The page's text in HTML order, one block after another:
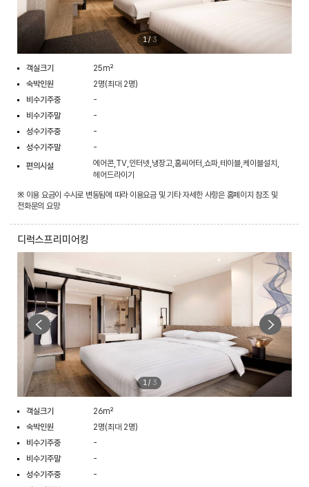
1/3
객실크기
25m²
숙박인원
2명(최대 2명)
비수기주중
-
비수기주말
-
성수기주중
-
성수기주말
-
편의시설
에어콘,TV,인터넷,냉장고,홈씨어터,쇼파,테이블,케이블설치,
헤어드라이기
※ 이용 요금이 수시로 변동됨에 따라 이용요금 및 기타 자세한 사항은 홈페이지 참조 및
전화문의 요망
디럭스프리미어킹
1/ 3
객실크기
26m²
숙박인원
2명(최대 2명)
비수기주중
-
비수기주말
-
성수기주중
-